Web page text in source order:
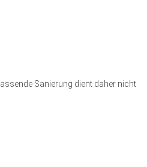
Sanierung dient daher nicht